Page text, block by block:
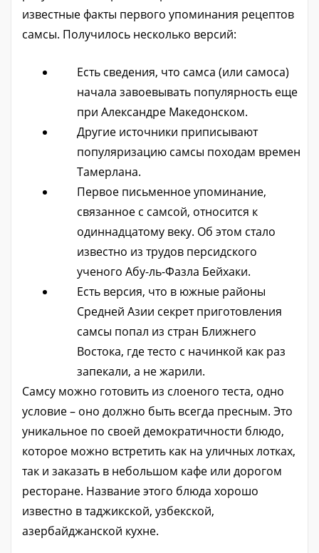
известные факты первого упоминания рецептов
самсы. Получилось несколько версий:
Есть сведения, что самса (или самоса)
начала завоевывать популярность еще
при Александре Македонском.
Другие источники приписывают
популяризацию самсы походам времен
Тамерлана.
Первое письменное упоминание,
связанное с самсой, относится к
одиннадцатому веку. Об этом стало
известно из трудов персидского
ученого Абу-ль-Фазла Бейхаки.
Есть версия, что в южные районы
Средней Азии секрет приготовления
самсы попал из стран Ближнего
Востока, где тесто с начинкой как раз
запекали, а не жарили.
Самсу можно готовить из слоеного теста, одно
условие – оно должно быть всегда пресным. Это
уникальное по своей демократичности блюдо,
которое можно встретить как на уличных лотках,
так и заказать в небольшом кафе или дорогом
ресторане. Название этого блюда хорошо
известно в таджикской, узбекской,
азербайджанской кухне.